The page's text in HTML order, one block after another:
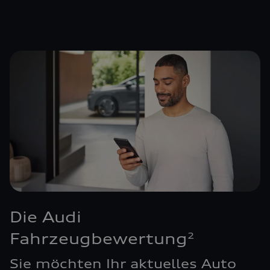
Die Audi
Fahrzeugbewertung 2
Sie möchten Ihr aktuelles Auto